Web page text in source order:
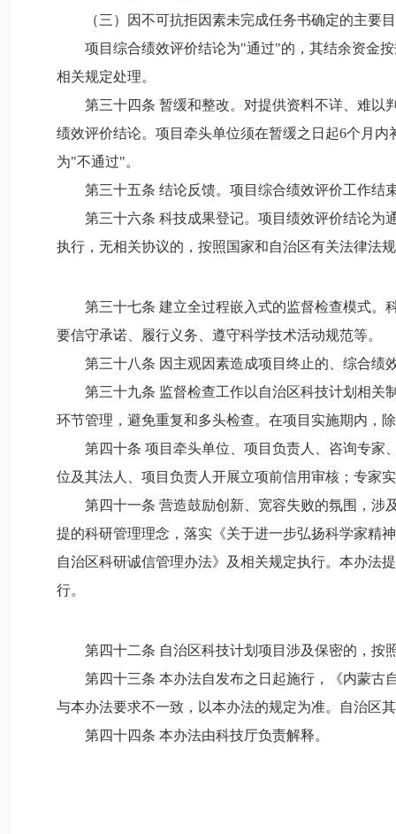
（三）因不可抗拒因素未完成任务书确定的主
项目综合绩效评价结论为"通过"的，其结余资金
相关规定处理。
第三十四条 暂缓和整改。对提供资料不详、难以
绩效评价结论。项目牵头单位须在暂缓之日起6个月
为"不通过"。
第三十五条 结论反馈。项目综合绩效评价工作结
第三十六条 科技成果登记。项目绩效评价结论为
执行，无相关协议的，按照国家和自治区有关法律法
第三十七条 建立全过程嵌入式的监督检查模式。
要信守承诺、履行义务、遵守科学技术活动规范等。
第三十八条 因主观因素造成项目终止的、综合
第三十九条 监督检查工作以自治区科技计划相关
环节管理，避免重复和多头检查。在项目实施期内，
第四十条 项目牵头单位、项目负责人、咨询专家
位及其法人、项目负责人开展立项前信用审核；专家
第四十一条 营造鼓励创新、宽容失败的氛围，涉
提的科研管理理念，落实《关于进一步弘扬科学家精
自治区科研诚信管理办法》及相关规定执行。本办法
行。
第四十二条 自治区科技计划项目涉及保密的，按
第四十三条 本办法自发布之日起施行，《内蒙古
与本办法要求不一致，以本办法的规定为准。自治区
第四十四条 本办法由科技厅负责解释。